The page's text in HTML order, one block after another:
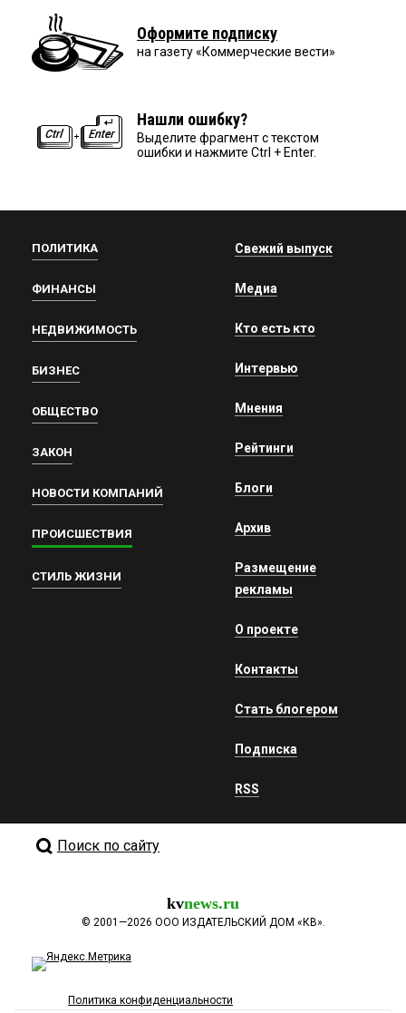
Оформите подписку
на газету «Коммерческие вести»
Нашли ошибку?
Выделите фрагмент с текстом
ошибки и нажмите Ctrl + Enter.
ПОЛИТИКА
ФИНАНСЫ
НЕДВИЖИМОСТЬ
БИЗНЕС
ОБЩЕСТВО
ЗАКОН
НОВОСТИ КОМПАНИЙ
ПРОИСШЕСТВИЯ
СТИЛЬ ЖИЗНИ
Свежий выпуск
Медиа
Кто есть кто
Интервью
Мнения
Рейтинги
Блоги
Архив
Размещение
рекламы
О проекте
Контакты
Стать блогером
Подписка
RSS
Поиск по сайту
kvnews.ru
© 2001—2026 ООО ИЗДАТЕЛЬСКИЙ ДОМ «КВ».
Политика конфиденциальности